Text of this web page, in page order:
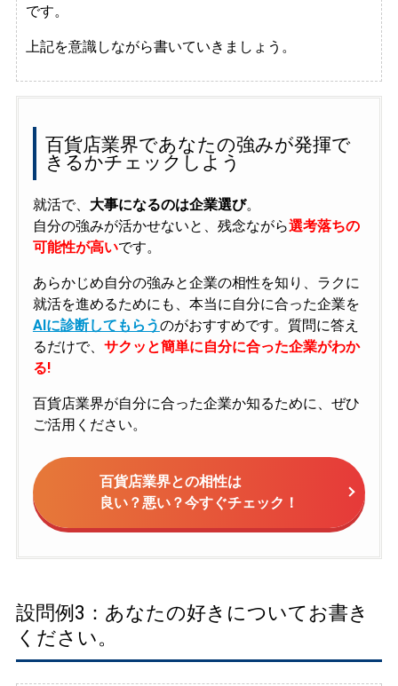
です。
上記を意識しながら書いていきましょう。
百貨店業界であなたの強みが発揮で
きるかチェックしよう
就活で、 大事になるのは企業選び。
自分の強みが活かせないと、残念ながら選考落ちの
可能性が高いです。
あらかじめ自分の強みと企業の相性を知り、ラクに
就活を進めるためにも、本当に自分に合った企業を
AIに診断してもらうのがおすすめです。質問に答え
るだけで、 サクッと簡単に自分に合った企業がわか
る!
百貨店業界が自分に合った企業か知るために、ぜひ
ご活用ください。
百貨店業界との相性は
良い？悪い？今すぐチェック！
設問例3：あなたの好きについてお書き
ください。